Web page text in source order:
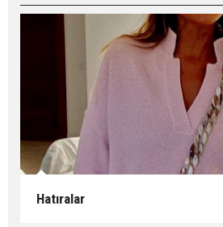
Hatıralar